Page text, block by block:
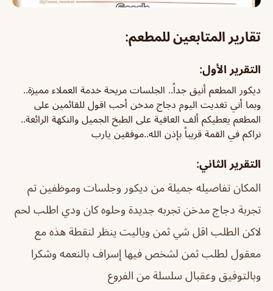
تقارير المتابعين للمطعم:
التقرير الأول:
ديكور المطعم أنيق جداً.. الجلسات مريحة خدمة العملاء مميزة..
وبما أني تغديت اليوم دجاج مدخن أحب اقول للقائمين على
المطعم يعطيكم ألف العافية على الطبخ الجميل والنكهة الرائعة..
نراكم في القمة قريباً بإذن الله..موفقين يارب
التقرير الثاني:
المكان تفاصيله جميلة من ديكور وجلسات وموظفين تم
تجربة دجاج مدخن تجربه جديدة وحلوه كان ودي اطلب لحم
لاكن الطلب اقل شي ثمن وياليت ينظر لنقطة هذه مع
معقول لطلب ثمن لشخص فيها إسراف بالنعمه وشكرا
وبالتوفيق وعقبال سلسلة من الفروع